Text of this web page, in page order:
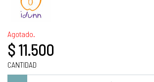
Agotado.
$ 11.500
CANTIDAD